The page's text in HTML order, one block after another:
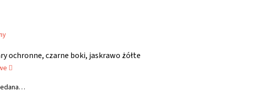
ochronne, czarne boki, jaskrawo żółte